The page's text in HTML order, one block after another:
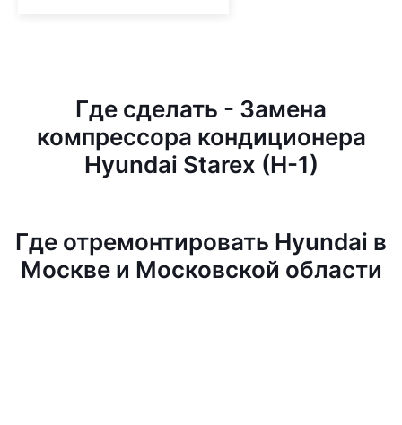
Где сделать - Замена
компрессора кондиционера
Hyundai Starex (H-1)
Где отремонтировать Hyundai в
Москве и Московской области